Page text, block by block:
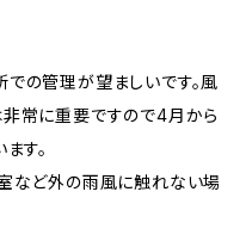
の管理が望ましいです。風
常に重要ですので4月から
す。
など外の雨風に触れない場